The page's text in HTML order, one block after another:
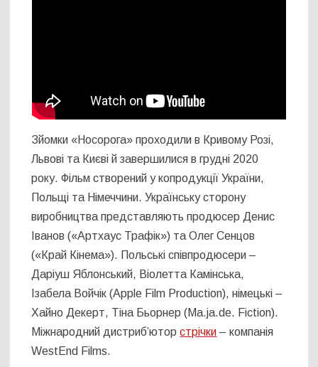
Зйомки «Носорога» проходили в Кривому Розі,
Львові та Києві й завершилися в грудні 2020
року. Фільм створений у копродукції України,
Польщі та Німеччини. Українську сторону
виробництва представляють продюсер Денис
Іванов («Артхаус Трафік») та Олег Сенцов
(«Край Кінема»). Польські співпродюсери –
Даріуш Яблонський, Віолетта Камінська,
Ізабела Войчік (Apple Film Production), німецькі –
Хайно Декерт, Тіна Бьорнер (Ma.ja.de. Fiction).
Міжнародний дистриб’юторстрічки – компанія
WestEnd Films.